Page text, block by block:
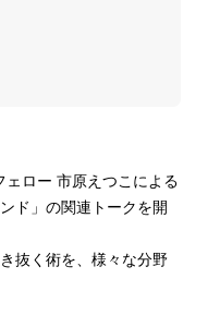
ロー 市原えつこによる
ド」の関連トークを開
抜く術を、様々な分野